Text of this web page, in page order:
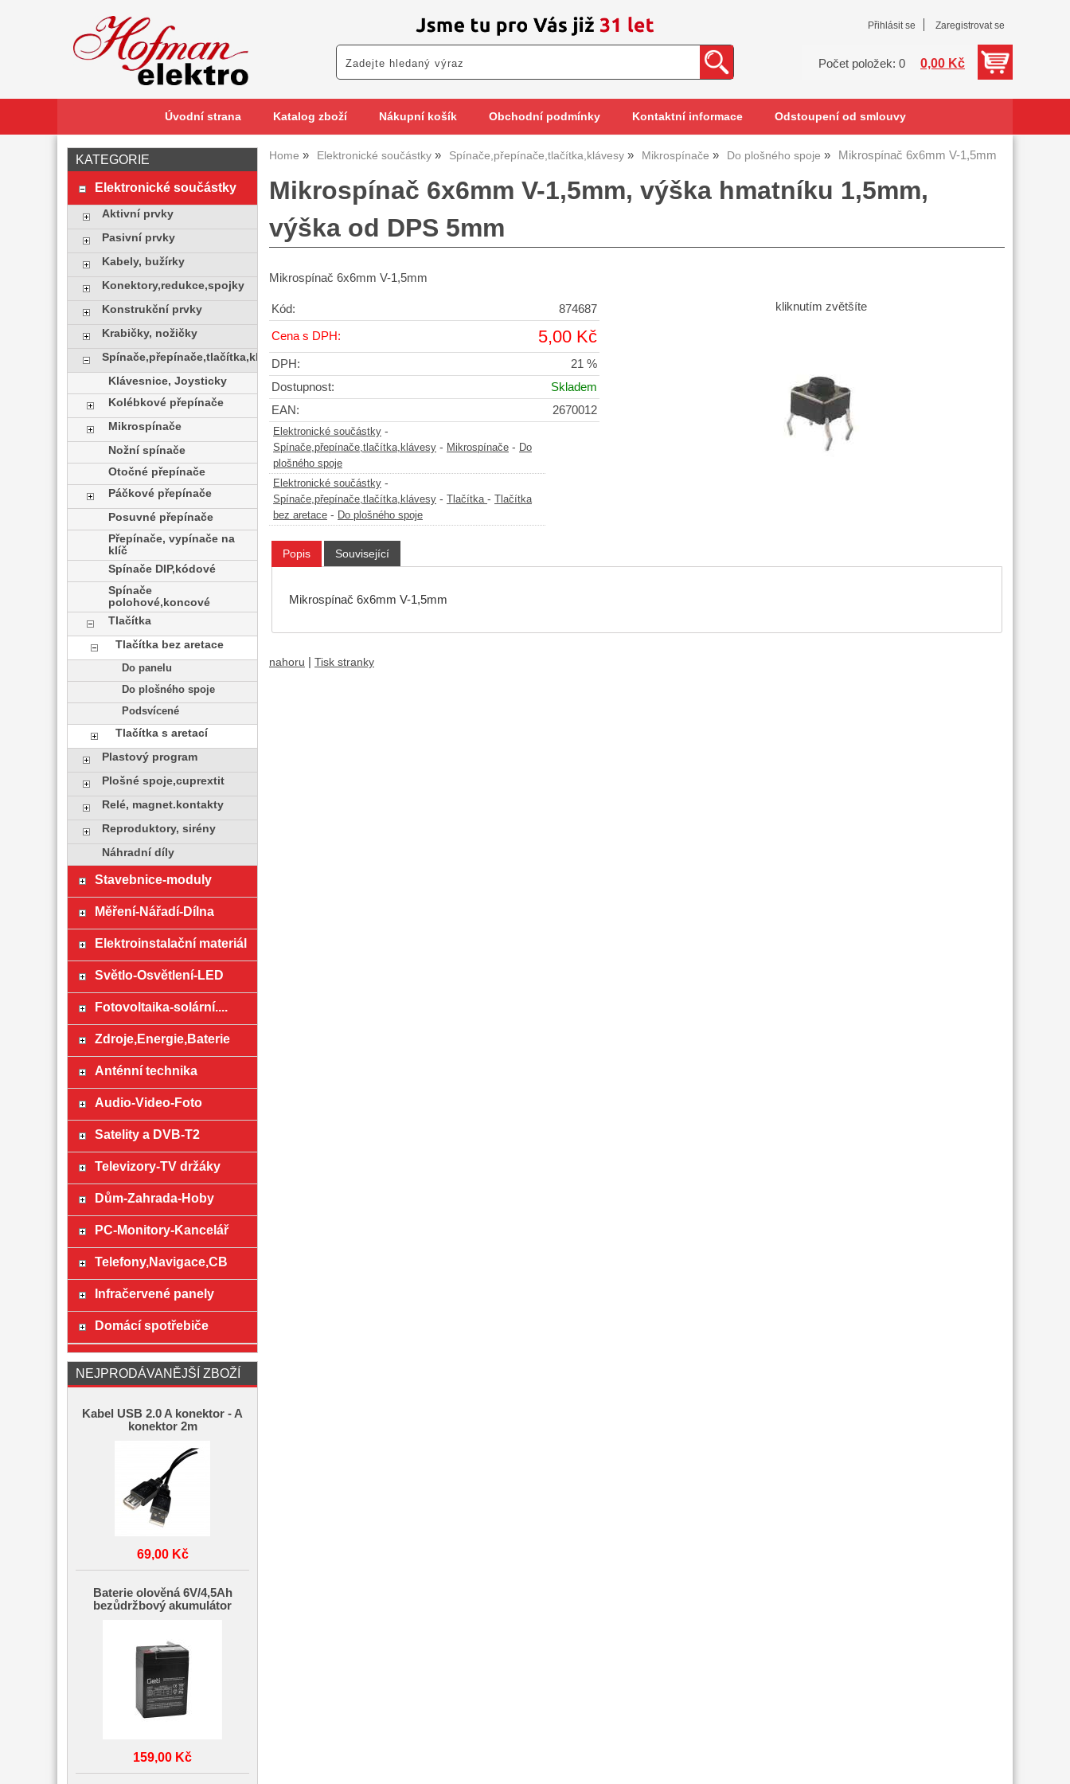
Přihlásit se Zaregistrovat se
Počet položek: 0 0,00 Kč
Úvodní strana Katalog zboží Nákupní košík Obchodní podmínky Kontaktní informace Odstoupení od smlouvy
Home Elektronické součástky Spínače,přepínače,tlačítka,klávesy Mikrospínače Do plošného spoje Mikrospínač 6x6mm V-1,5mm
Mikrospínač 6x6mm V-1,5mm, výška hmatníku 1,5mm,
výška od DPS 5mm
Mikrospínač 6x6mm V-1,5mm
kliknutím zvětšíte
Kód: 874687
Cena s DPH: 5,00 Kč
DPH:
21 %
Dostupnost:
Skladem
EAN:
2670012
Elektronické součástky -
Spínače,přepínače,tlačítka,klávesy - Mikrospínače - Do
plošného spoje
Elektronické součástky -
Spínače,přepínače,tlačítka,klávesy - Tlačítka -
Tlačítka
bez aretace - Do plošného spoje
Popis Související
Mikrospínač 6x6mm V-1,5mm
nahoru Tisk stranky
KATEGORIE
Elektronické součástky
Aktivní prvky
Pasivní prvky
Kabely, bužírky
Konektory,redukce,spojky
Konstrukční prvky
Krabičky, nožičky
Spínače,přepínače,tlačítka,klávesy
Klávesnice, Joysticky
Kolébkové přepínače
Mikrospínače
Nožní spínače
Otočné přepínače
Páčkové přepínače
Posuvné přepínače
Přepínače, vypínače na
klíč
Spínače DIP,kódové
Spínače
polohové,koncové
Tlačítka
Tlačítka bez aretace
Do panelu
Do plošného spoje
Podsvícené
Tlačítka s aretací
Plastový program
Plošné spoje,cuprextit
Relé, magnet.kontakty
Reproduktory, sirény
Náhradní díly
Stavebnice-moduly
Měření-Nářadí-Dílna
Elektroinstalační materiál
Světlo-Osvětlení-LED
Fotovoltaika-solární....
Zdroje,Energie,Baterie
Anténní technika
Audio-Video-Foto
Satelity a DVB-T2
Televizory-TV držáky
Dům-Zahrada-Hoby
PC-Monitory-Kancelář
Telefony,Navigace,CB
Infračervené panely
Domácí spotřebiče
NEJPRODÁVANĚJŠÍ ZBOŽÍ
Kabel USB 2.0 A konektor - A
konektor 2m
69,00 Kč
Baterie olověná 6V/4,5Ah
bezůdržbový akumulátor
159,00 Kč